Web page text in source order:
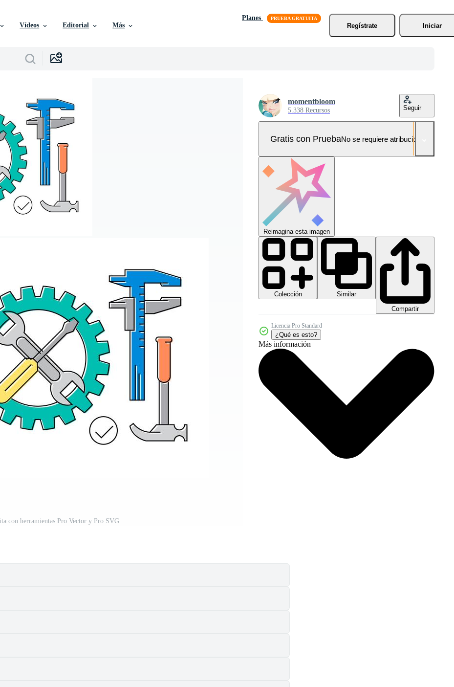
Vídeos Editorial Más
Planes
Regístrate
Iniciar
con herramientas Pro Vector y Pro SVG
momentbloom
5.338 Recursos Seguir
Gratis con PruebaNo se requiere atribución!
Reimagina esta imagen
Colección
Similar
Compartir
Licencia Pro Standard
¿Qué es esto?
Más información